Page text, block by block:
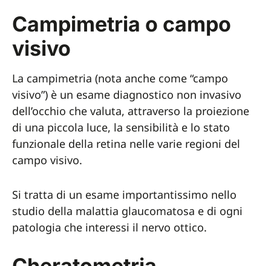
Campimetria o campo
visivo
La campimetria (nota anche come “campo
visivo”) è un esame diagnostico non invasivo
dell’occhio che valuta, attraverso la proiezione
di una piccola luce, la sensibilità e lo stato
funzionale della retina nelle varie regioni del
campo visivo.
Si tratta di un esame importantissimo nello
studio della malattia glaucomatosa e di ogni
patologia che interessi il nervo ottico.